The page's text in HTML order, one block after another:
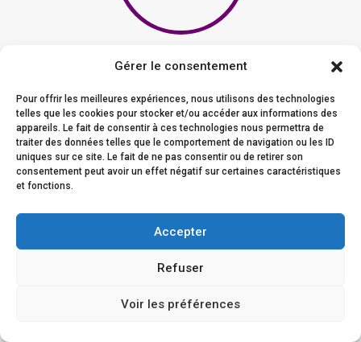
Gérer le consentement
Pour offrir les meilleures expériences, nous utilisons des technologies
telles que les cookies pour stocker et/ou accéder aux informations des
appareils. Le fait de consentir à ces technologies nous permettra de
traiter des données telles que le comportement de navigation ou les ID
uniques sur ce site. Le fait de ne pas consentir ou de retirer son
consentement peut avoir un effet négatif sur certaines caractéristiques
et fonctions.
Accepter
Refuser
Voir les préférences
Zufriedene
Kunden
Alle unsere Kunden sind von unserem Service und unseren
Leistungen begeistert.
Kundenfeedback